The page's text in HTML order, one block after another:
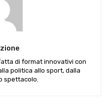
di format innovativi con
politica allo sport, dalla
spettacolo.